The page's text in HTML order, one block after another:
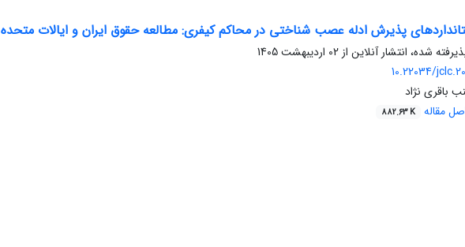
پذیرش ادله عصب شناختی در محاکم کیفری: مطالعه حقوق ایران و ایالات متحده
شده، انتشار آنلاین از 02 اردیبهشت 1405
10.22034/
باقری نژاد
مقاله 882.63 K